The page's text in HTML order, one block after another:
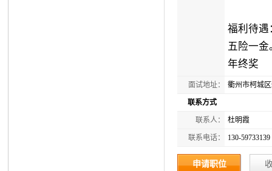
福利待遇
五险一
年终奖
面试地址： 衢州市柯城
联系方式
联系人： 杜明霞
联系电话： 130-59733139
申请职位